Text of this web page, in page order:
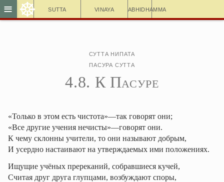
Sutta Vinaya Abhidhamma
≡ ☸
Сутта Нипата
Пасура сутта
4.8. К Пасуре
«Только в этом есть чистота»—так говорят они;
«Все другие учения нечисты»—говорят они.
К чему склонны учители, то они называют добрым,
И усердно настаивают на утверждаемых ими положениях.
Ищущие учёных пререканий, собравшиеся кучей,
Считая друг друга глупцами, возбуждают споры,